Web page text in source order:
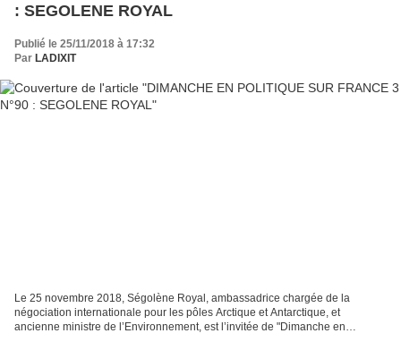
: SEGOLENE ROYAL
Publié le 25/11/2018 à 17:32
Par LADIXIT
Le 25 novembre 2018, Ségolène Royal, ambassadrice chargée de la
négociation internationale pour les pôles Arctique et Antarctique, et
ancienne ministre de l’Environnement, est l’invitée de "Dimanche en